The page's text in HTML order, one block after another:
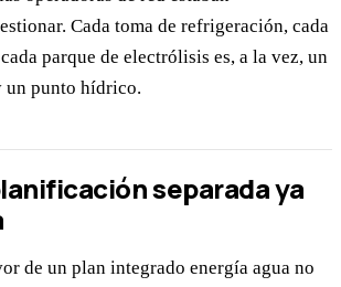
Cada toma de refrigeración, cada
parque de electrólisis es, a la vez, un
un punto hídrico.
separada ya
de un plan integrado energía agua no